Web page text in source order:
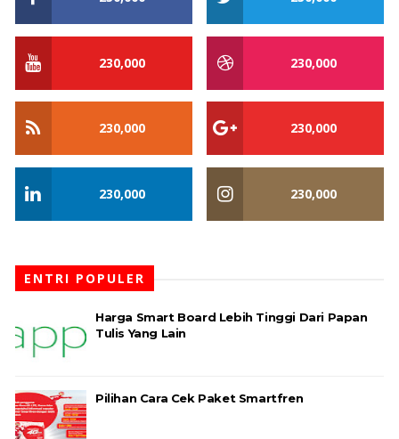
230,000 230,000
230,000 230,000
230,000 230,000
ENTRI POPULER
Harga Smart Board Lebih Tinggi Dari Papan
Tulis Yang Lain
Pilihan Cara Cek Paket Smartfren